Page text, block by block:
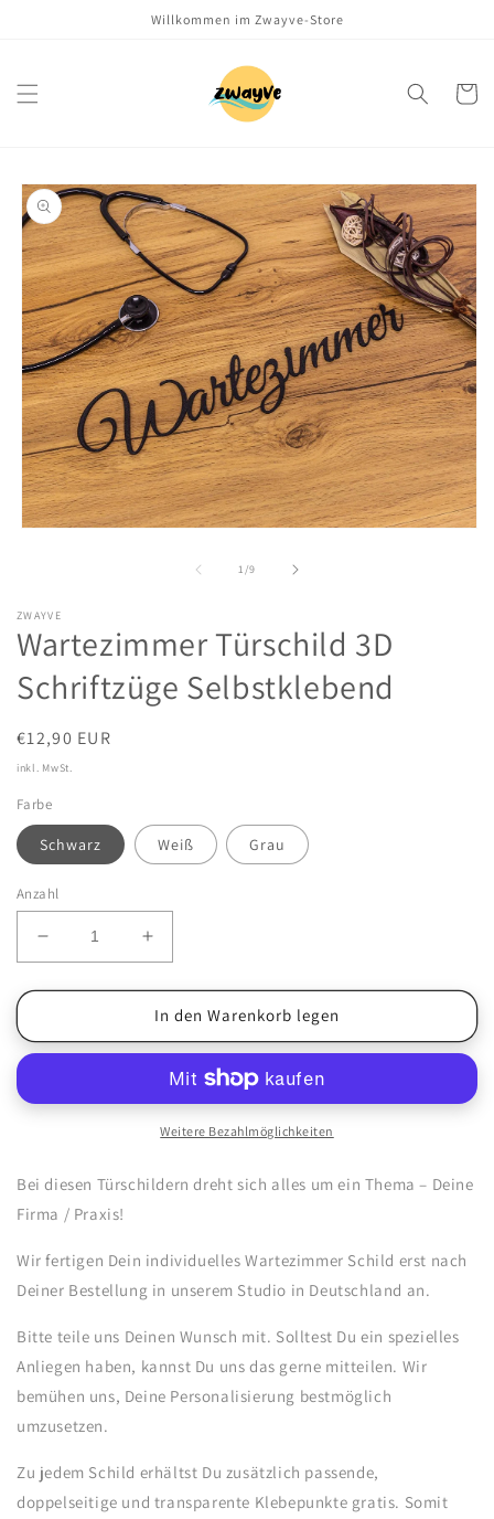
Willkommen im Zwayve-Store
1/von
9
ZWAYVE
Wartezimmer Türschild 3D
Schriftzüge Selbstklebend
Normaler Preis
€12,90 EUR
inkl. MwSt.
Farbe
Schwarz Weiß Grau
Anzahl
Verringere die Menge für Wartezimmer Türschild
Erhöhe die Menge für Wartezimmer
In den Warenkorb legen
Weitere Bezahlmöglichkeiten
Bei diesen Türschildern dreht sich alles um ein Thema – Deine
Firma / Praxis!
Wir fertigen Dein individuelles Wartezimmer Schild erst nach
Deiner Bestellung in unserem Studio in Deutschland an.
Bitte teile uns Deinen Wunsch mit. Solltest Du ein spezielles
Anliegen haben, kannst Du uns das gerne mitteilen. Wir
bemühen uns, Deine Personalisierung bestmöglich
umzusetzen.
Zu jedem Schild erhältst Du zusätzlich passende,
doppelseitige und transparente Klebepunkte gratis. Somit